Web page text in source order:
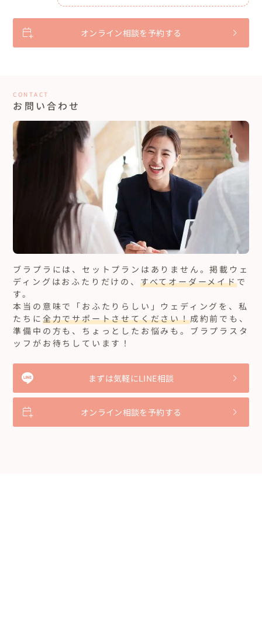
オンライン相談を予約する
CONTACT
お問い合わせ
ブラプラには、セットプランはありません。掲載ウェ
ディングはおふたりだけの、 すべてオーダーメイドで
す。
本当の意味で「おふたりらしい」ウェディングを、私
たちに 全力でサポートさせてください！成約前でも、
準備中の方も、ちょっとしたお悩みも。ブラプラスタ
ッフがお待ちしています！
まずは気軽にLINE相談
オンライン相談を予約する